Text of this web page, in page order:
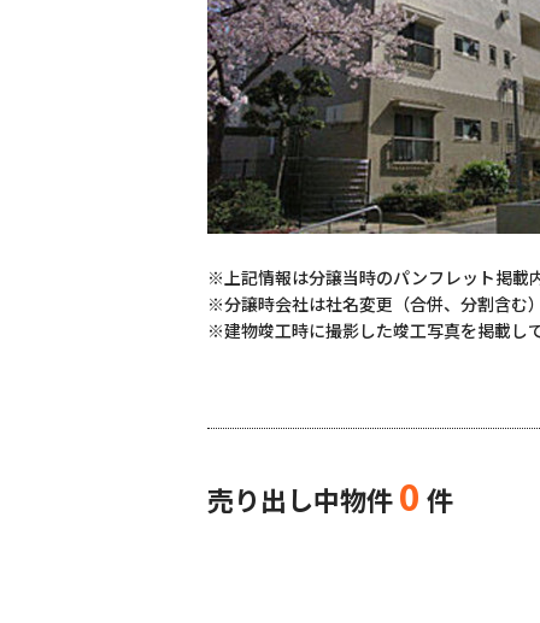
※上記情報は分譲当時のパンフレット掲載
※分譲時会社は社名変更（合併、分割含む
※建物竣工時に撮影した竣工写真を掲載し
売り出し中物件0 件